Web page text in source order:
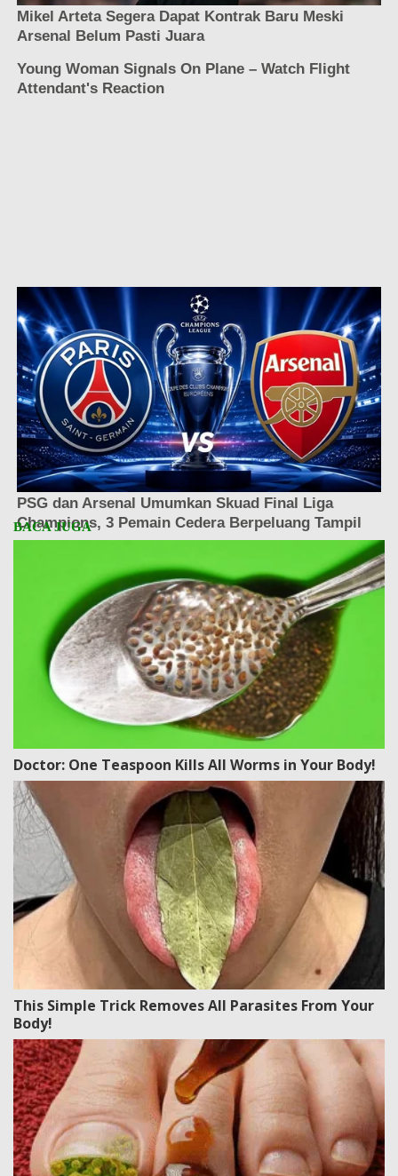
Doctor: One Teaspoon Kills All Worms in Your Body!
This Simple Trick Removes All Parasites From Your
Body!